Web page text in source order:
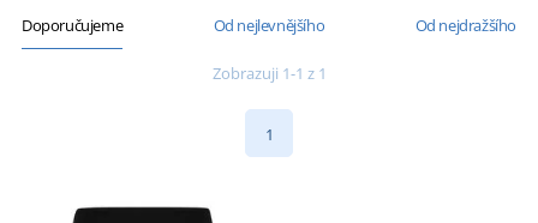
Doporučujeme Od nejlevnějšího Od nejdražšího
Zobrazuji 1-1 z 1
1